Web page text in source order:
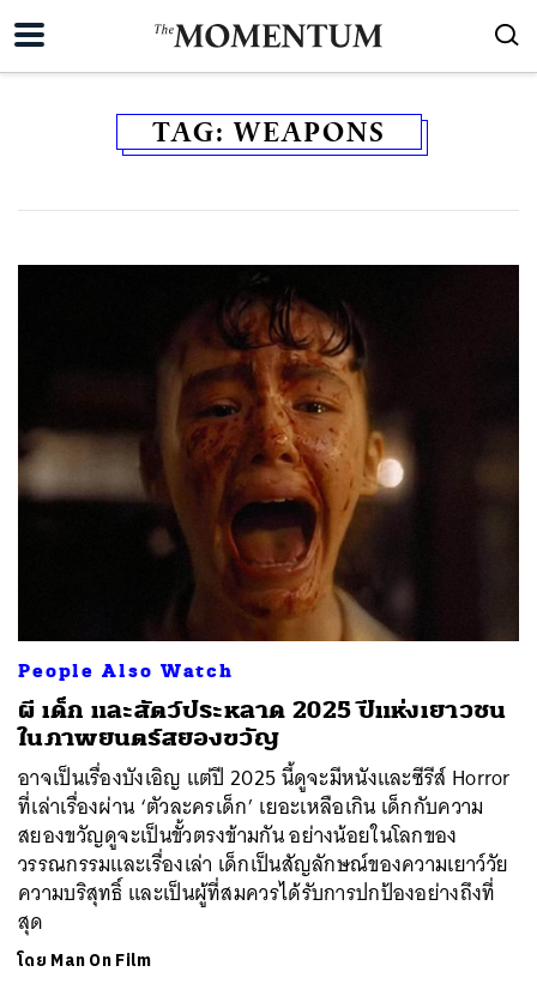
TAG:WEAPONS
People Also Watch
ผี เด็ก และสัตว์ประหลาด 2025 ปีแห่งเยาวชน
ในภาพยนตร์สยองขวัญ
อาจเป็นเรื่องบังเอิญ แต่ปี 2025 นี้ดูจะมีหนังและซีรีส์ Horror
ที่เล่าเรื่องผ่าน ‘ตัวละครเด็ก’ เยอะเหลือเกิน เด็กกับความ
สยองขวัญดูจะเป็นขั้วตรงข้ามกัน อย่างน้อยในโลกของ
วรรณกรรมและเรื่องเล่า เด็กเป็นสัญลักษณ์ของความเยาว์วัย
ความบริสุทธิ์ และเป็นผู้ที่สมควรได้รับการปกป้องอย่างถึงที่
สุด
โดย Man On Film